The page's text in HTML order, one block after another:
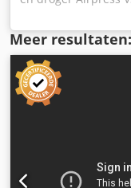
R4337F/2019
120cfm 204m³/hr
capacoteot 996 l/
- Bouwjaar: 2019 -
certificaat aanwezig:
sectoren Lukas van
Meer resultaten: